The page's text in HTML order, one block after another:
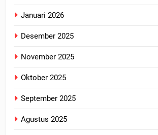
Januari 2026
Desember 2025
November 2025
Oktober 2025
September 2025
Agustus 2025